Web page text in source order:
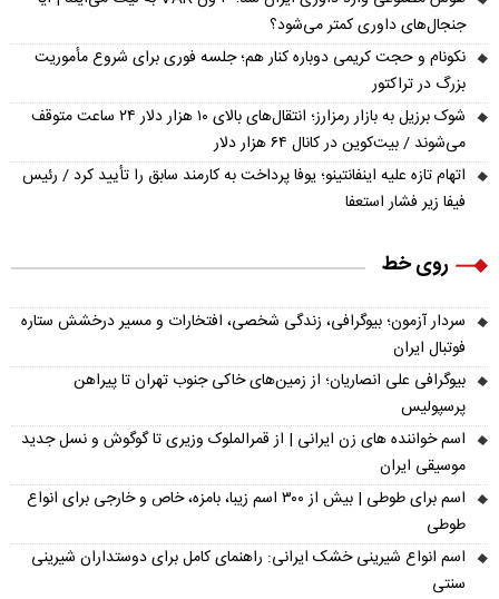
جنجال‌های داوری کمتر می‌شود؟
نکونام و حجت کریمی دوباره کنار هم؛ جلسه فوری برای شروع مأموریت
بزرگ در تراکتور
شوک برزیل به بازار رمزارز؛ انتقال‌های بالای ۱۰ هزار دلار ۲۴ ساعت متوقف
می‌شوند / بیت‌کوین در کانال ۶۴ هزار دلار
اتهام تازه علیه اینفانتینو؛ یوفا پرداخت به کارمند سابق را تأیید کرد / رئیس
فیفا زیر فشار استعفا
روی خط
سردار آزمون؛ بیوگرافی، زندگی شخصی، افتخارات و مسیر درخشش ستاره
فوتبال ایران
بیوگرافی علی انصاریان؛ از زمین‌های خاکی جنوب تهران تا پیراهن
پرسپولیس
اسم خواننده های زن ایرانی | از قمرالملوک وزیری تا گوگوش و نسل جدید
موسیقی ایران
اسم برای طوطی | بیش از ۳۰۰ اسم زیبا، بامزه، خاص و خارجی برای انواع
طوطی
اسم انواع شیرینی خشک ایرانی: راهنمای کامل برای دوستداران شیرینی
سنتی